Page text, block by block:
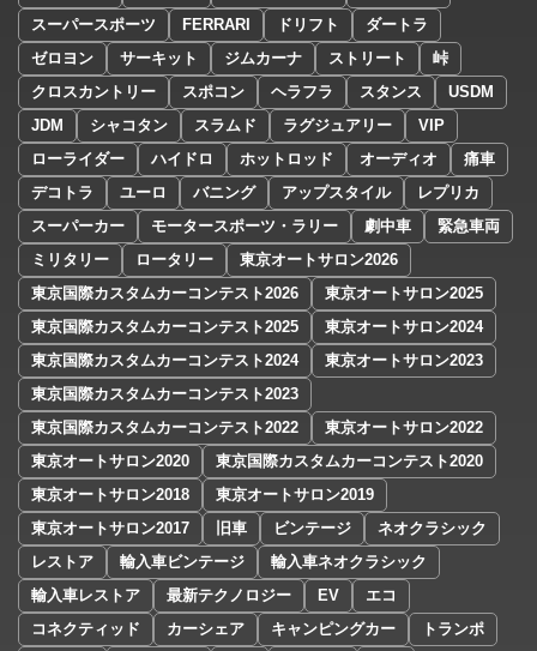
スーパースポーツ FERRARI ドリフト
ダートラ
ゼロヨン
サーキット ジムカーナ ストリート
峠
クロスカントリー
スポコン ヘラフラ スタンス
USDM
JDM
シャコタン スラムド ラグジュアリー
VIP
ローライダー
ハイドロ ホットロッド オーディオ
痛車
デコトラ
ユーロ バニング アップスタイル
レプリカ
スーパーカー
モータースポーツ・ラリー 劇中車
緊急車両
ミリタリー
ロータリー
東京オートサロン2026
東京国際カスタムカーコンテスト2026
東京オートサロン2025
東京国際カスタムカーコンテスト2025
東京オートサロン2024
東京国際カスタムカーコンテスト2024
東京オートサロン2023
東京国際カスタムカーコンテスト2023
東京国際カスタムカーコンテスト2022
東京オートサロン2022
東京オートサロン2020
東京国際カスタムカーコンテスト2020
東京オートサロン2018
東京オートサロン2019
東京オートサロン2017
旧車 ビンテージ
ネオクラシック
レストア
輸入車ビンテージ
輸入車ネオクラシック
輸入車レストア
最新テクノロジー EV
エコ
コネクティッド
カーシェア キャンピングカー
トランポ